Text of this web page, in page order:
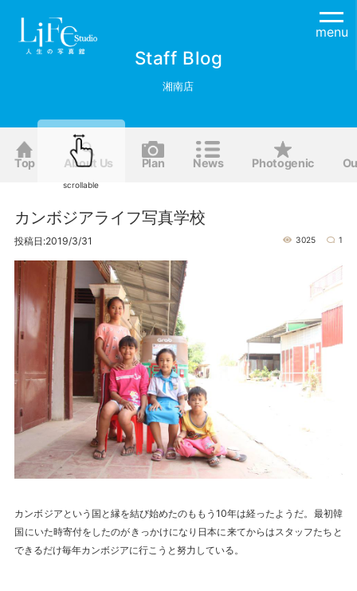
menu
Staff Blog
湘南店
Top About Us Plan News Photogenic
カンボジアライフ写真学校
投稿日:2019/3/31 3025 1
カンボジアという国と縁を結び始めたのももう10年は経ったようだ。最初韓
国にいた時寄付をしたのがきっかけになり日本に来てからはスタッフたちと
できるだけ毎年カンボジアに行こうと努力している。